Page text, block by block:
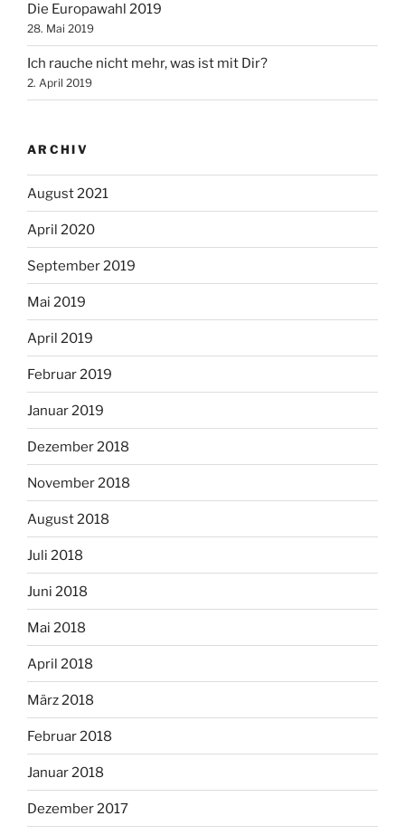
Die Europawahl 2019
28. Mai 2019
Ich rauche nicht mehr, was ist mit Dir?
2. April 2019
ARCHIV
August 2021
April 2020
September 2019
Mai 2019
April 2019
Februar 2019
Januar 2019
Dezember 2018
November 2018
August 2018
Juli 2018
Juni 2018
Mai 2018
April 2018
März 2018
Februar 2018
Januar 2018
Dezember 2017